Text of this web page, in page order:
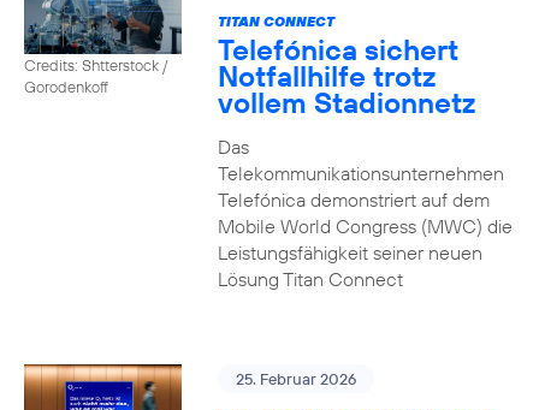
Credits: Shtterstock /
Gorodenkoff
TITAN CONNECT
Telefónica sichert
Notfallhilfe trotz
vollem Stadionnetz
Das
Telekommunikationsunternehmen
Telefónica demonstriert auf dem
Mobile World Congress (MWC) die
Leistungsfähigkeit seiner neuen
Lösung Titan Connect
25. Februar 2026